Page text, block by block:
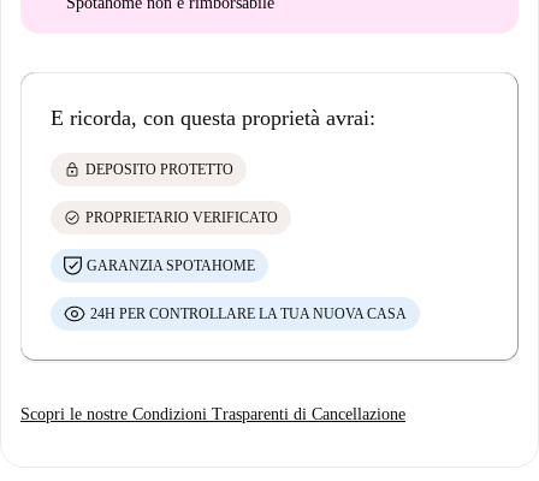
E ricorda, con questa proprietà avrai:
lock DEPOSITO PROTETTO
check_circle PROPRIETARIO VERIFICATO
GARANZIA SPOTAHOME
24H PER CONTROLLARE LA TUA NUOVA CASA
Scopri le nostre Condizioni Trasparenti di Cancellazione